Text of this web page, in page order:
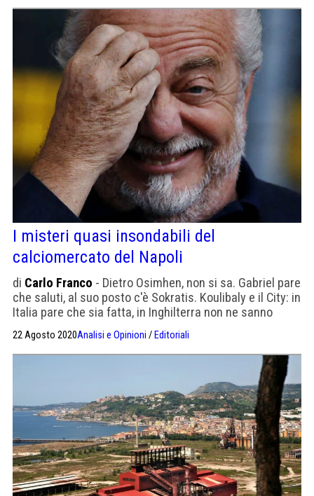
I misteri quasi insondabili del
calciomercato del Napoli
di Carlo Franco - Dietro Osimhen, non si sa. Gabriel pare
che saluti, al suo posto c'è Sokratis. Koulibaly e il City: in
Italia pare che sia fatta, in Inghilterra non ne sanno
niente
22 Agosto 2020Analisi e Opinioni / Editoriali